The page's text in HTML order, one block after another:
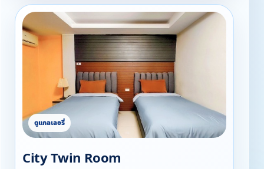
City Twin Room